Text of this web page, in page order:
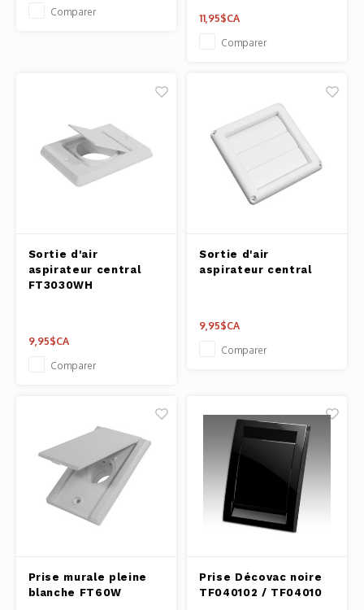
Comparer 11,95$CA
Comparer
Sortie d'air
aspirateur central
FT3030WH
9,95$CA
Comparer
Sortie d'air
aspirateur central
9,95$CA
Comparer
Prise murale pleine
blanche FT60W
Prise Décovac noire
TF040102 / TF04010